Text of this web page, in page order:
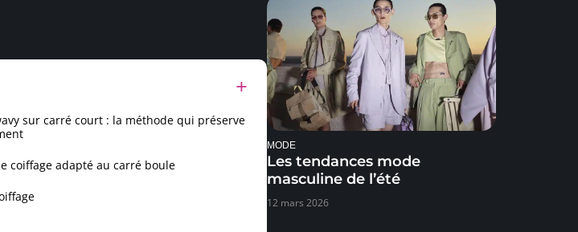
sur carré court : la méthode qui préserve
coiffage adapté au carré boule
MODE
Les tendances mode
masculine de l’été
12 mars 2026